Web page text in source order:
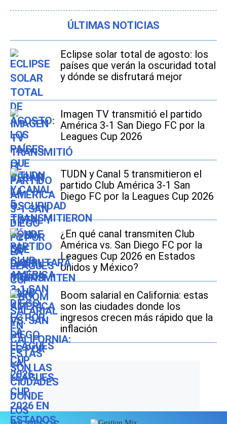
ÚLTIMAS NOTICIAS
Eclipse solar total de agosto: los
países que verán la oscuridad total
y dónde se disfrutará mejor
Imagen TV transmitió el partido
América 3-1 San Diego FC por la
Leagues Cup 2026
TUDN y Canal 5 transmitieron el
partido Club América 3-1 San
Diego FC por la Leagues Cup 2026
¿En qué canal transmiten Club
América vs. San Diego FC por la
Leagues Cup 2026 en Estados
Unidos y México?
Boom salarial en California: estas
son las ciudades donde los
ingresos crecen más rápido que la
inflación